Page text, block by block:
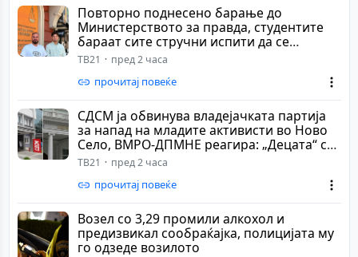
Повторно поднесено барање до
Mинистерството за правда, студентите
бараат сите стручни испити да се
полагаат и на алба...
ТВ21 пред 2 часа
прочитај повеќе
СДСМ ја обвинува владејачката партија
за напад на младите активисти во Ново
Село, ВМРО-ДПМНЕ реагира: „Децата“ се
осу...
ТВ21 пред 2 часа
прочитај повеќе
Возел со 3,29 промили алкохол и
предизвикал сообраќајка, полицијата му
го одзеде возилото